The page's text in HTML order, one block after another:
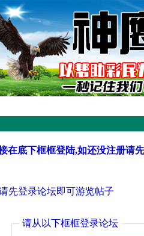
在底下框框登陆,如还没注册请
先登录论坛即可游览帖子
请从以下框框登录论坛